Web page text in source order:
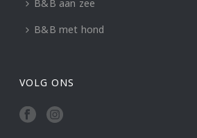
B&B aan zee
B&B met hond
VOLG ONS